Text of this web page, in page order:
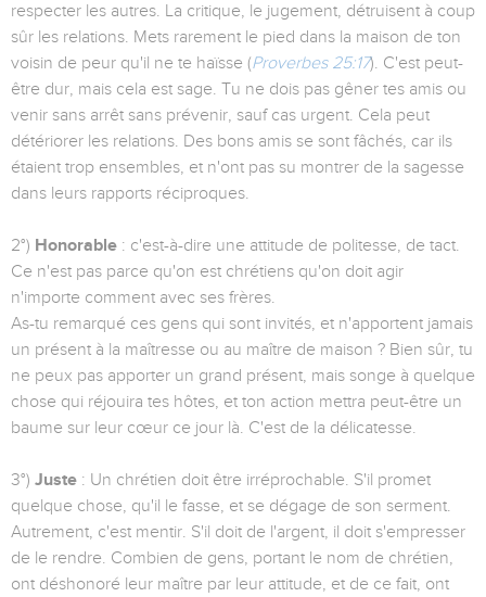
respecter les autres. La critique, le jugement, détruisent à coup
sûr les re­lations. Mets rarement le pied dans la maison de ton
voisin de peur qu'il ne te haïsse (Proverbes 25:17). C'est peut-
être dur, mais cela est sage. Tu ne dois pas gêner tes amis ou
venir sans arrêt sans prévenir, sauf cas urgent. Cela peut
détériorer les relations. Des bons amis se sont fâchés, car ils
étaient trop ensembles, et n'ont pas su montrer de la sagesse
dans leurs rapports réciproques.
2°) Honorable : c'est-à-dire une attitude de politesse, de tact.
Ce n'est pas parce qu'on est chrétiens qu'on doit agir
n'importe comment avec ses frères.
As-tu remarqué ces gens qui sont invités, et n'apportent jamais
un présent à la maîtresse ou au maître de maison ? Bien sûr, tu
ne peux pas apporter un grand présent, mais songe à quelque
chose qui réjouira tes hôtes, et ton action mettra peut-être un
baume sur leur cœur ce jour là. C'est de la délicatesse.
3°) Juste : Un chrétien doit être irréprochable. S'il promet
quelque chose, qu'il le fasse, et se dégage de son serment.
Autrement, c'est mentir. S'il doit de l'argent, il doit s'empresser
de le rendre. Combien de gens, portant le nom de chrétien,
ont déshonoré leur maître par leur atti­tude, et de ce fait, ont